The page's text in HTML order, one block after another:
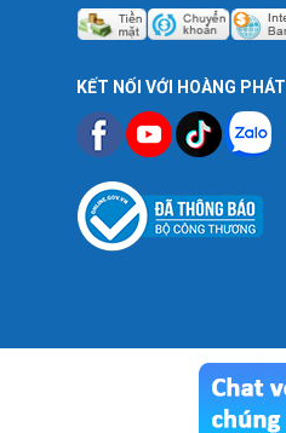
KẾT NỐI VỚI HOÀNG PHÁT